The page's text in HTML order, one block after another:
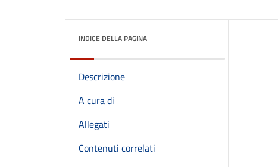
INDICE DELLA PAGINA
Descrizione
A cura di
Allegati
Contenuti correlati